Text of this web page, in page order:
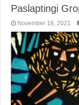
Paslaptingi
November 18, 2021